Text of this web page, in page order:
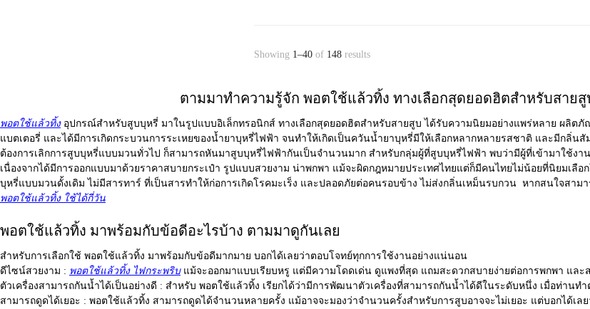
Showing 1–40of 148results
ตามมาทำความรู้จัก พอตใช้แล้วทิ้ง ทางเลือกสุดยอดฮิตสำหรับสาย
พอตใช้แล้วทิ้งอุปกรณ์สำหรับสูบบุหรี่ มาในรูปแบบอิเล็กทรอนิกส์ ทางเลือกสุดยอดฮิตสำหรับสายสูบ ได้รับความนิยมอย่างแพร่หลาย ผลิต
แบตเตอรี่ และได้มีการเกิดกระบวนการระเหยของน้ำยาบุหรี่ไฟฟ้า จนทำให้เกิดเป็นควันน้ำยาบุหรี่มีให้เลือกหลากหลายรสชาติ และมีก
ต้องการเลิกการสูบบุหรี่แบบมวนทั่วไป ก็สามารถหันมาสูบบุหรี่ไฟฟ้ากันเป็นจำนวนมาก สำหรับกลุ่มผู้ที่สูบบุหรี่ไฟฟ้า พบว่ามีผู้ที่เข้ามาใช้ง
เนื่องจากได้มีการออกแบบมาด้วยราคาสบายกระเป๋า รูปแบบสวยงาม น่าพกพา แม้จะผิดกฎหมายประเทศไทยแต่ก็มีคนไทยไม่น้อยที่นิยมเลือ
บุหรี่แบบมวนดั้งเดิม ไม่มีสารทาร์ ที่เป็นสารทำให้ก่อการเกิดโรคมะเร็ง และปลอดภัยต่อคนรอบข้าง ไม่ส่งกลิ่นเหม็นรบกวน หากสนใจสาม
พอตใช้แล้วทิ้ง ใช้ได้กี่วัน
พอตใช้แล้วทิ้ง มาพร้อมกับข้อดีอะไรบ้าง ตามมาดูกันเลย
สำหรับการเลือกใช้ พอตใช้แล้วทิ้ง มาพร้อมกับข้อดีมากมาย บอกได้เลยว่าตอบโจทย์ทุกการใช้งานอย่างแน่นอน
ดีไซน์สวยงาม : พอตใช้แล้วทิ้ง ไฟกระพริบแม้จะออกมาแบบเรียบหรู แต่มีความโดดเด่น ดูแพงที่สุด แถมสะดวกสบายง่ายต่อการพกพา และ
ตัวเครื่องสามารถกันน้ำได้เป็นอย่างดี : สำหรับ พอตใช้แล้วทิ้ง เรียกได้ว่ามีการพัฒนาตัวเครื่องที่สามารถกันน้ำได้ดีในระดับหนึ่ง เมื่อท่านท
สามารถดูดได้เยอะ : พอตใช้แล้วทิ้ง สามารถดูดได้จำนวนหลายครั้ง แม้อาจจะมองว่าจำนวนครั้งสำหรับการสูบอาจจะไม่เยอะ แต่บอกได้